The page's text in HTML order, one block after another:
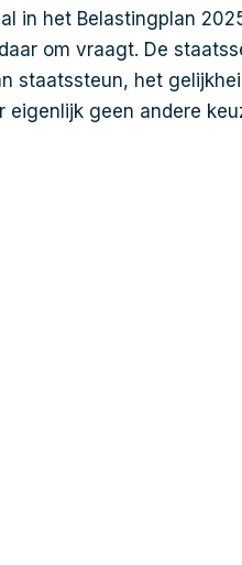
in het Belastingplan
om vraagt. De
staatssteun, het
eigenlijk geen andere